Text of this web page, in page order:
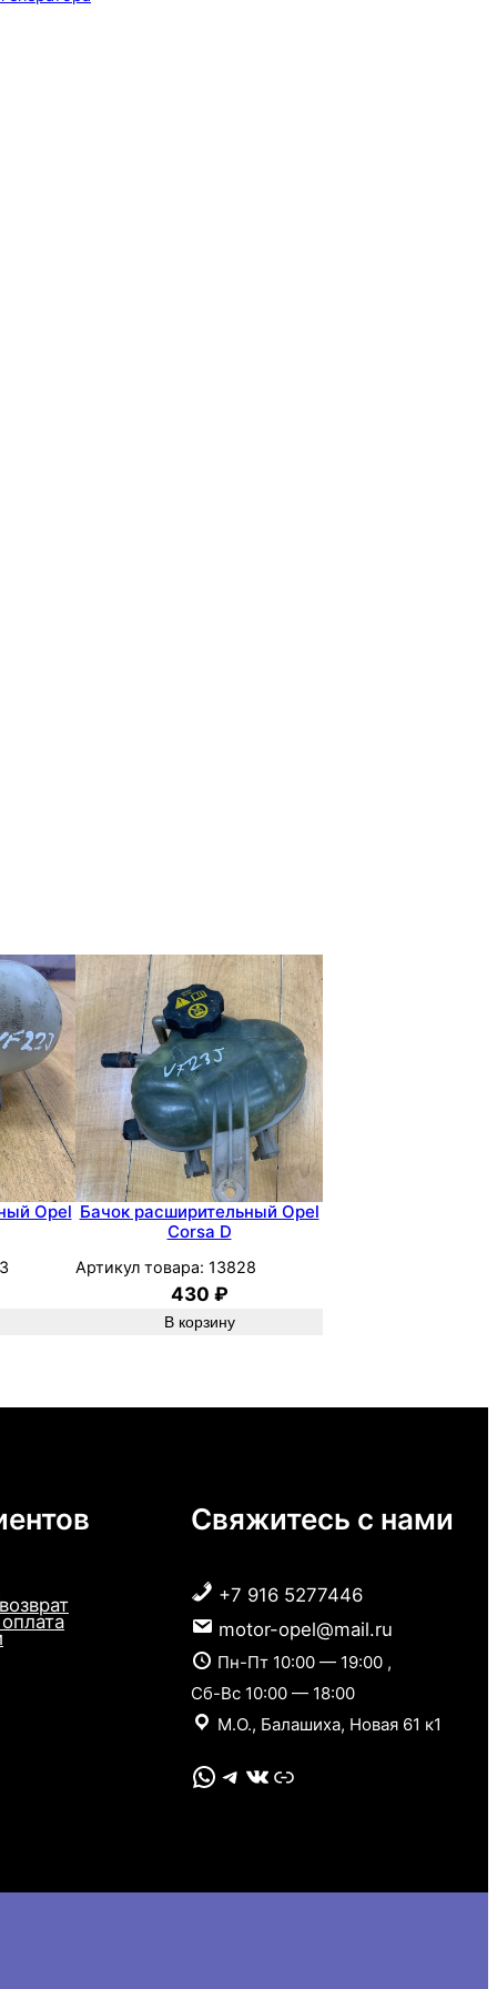
Opel Бачок расширительный Opel
Corsa D
Артикул товара: 13828
430 ₽
В корзину
Свяжитесь с нами
+7 916 5277446
motor-opel@mail.ru
Пн-Пт 10:00 — 19:00 ,
Сб-Вс 10:00 — 18:00
М.О., Балашиха, Новая 61 к1
WhatsApp Telegram VK Link